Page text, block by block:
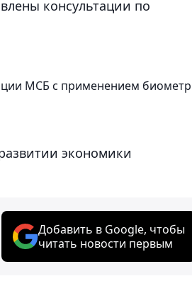
консультации по
МСБ с применением
экономики
Добавить в Google, чтобы
читать новости первым